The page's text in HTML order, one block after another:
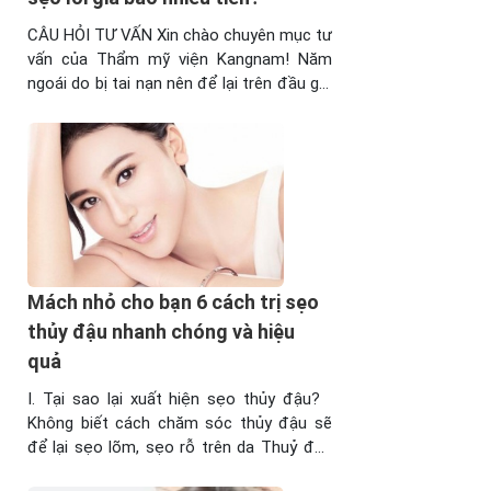
thể của sẹo bạn nhé.
Để biết chính xác chi
phí điều trị sẹo của
bạn, bạn nên đến trực
tiếp TMV để được bác
vấn miễn phí. Vui lòng
gọi số 1900 6466 để
đặt lịch hẹn. Cảm ơn
Reply
nguyenthitinh
22/05/2014 at 9:22 PM
khăn ,cháu bị rút gân ,tôi
muốn hỏi làm cách nào cháu
hết sẹo đi lại dễ dàng
CÂU HỎI TƯ VẤN Xin chào chuyên mục tư
vấn của Thẩm mỹ viện Kangnam! Năm
ngoái do bị tai nạn nên để lại trên đầu gối
diện những bộ váy như ngày nào. Được
bạn bè mách tại Thẩm mỹ viện Kangnam
có dịch vụ trị ...
Mách nhỏ cho bạn 6 cách trị sẹo
thủy đậu nhanh chóng và hiệu
quả
I. Tại sao lại xuất hiện sẹo thủy đậu?
Không biết cách chăm sóc thủy đậu sẽ
để lại sẹo lõm, sẹo rỗ trên da Thuỷ đậu